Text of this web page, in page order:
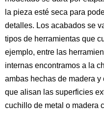
la pieza esté seca para
detalles. Los acabados se
tipos de herramientas que
ejemplo, entre las
internas encontramos a la
ambas hechas de madera
que alisan las superficies
cuchillo de metal o madera